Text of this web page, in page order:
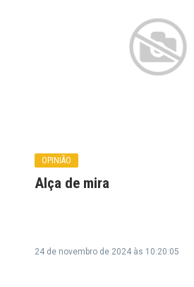
OPINIÃO
Alça de mira
24 de novembro de 2024 às 10:20:05